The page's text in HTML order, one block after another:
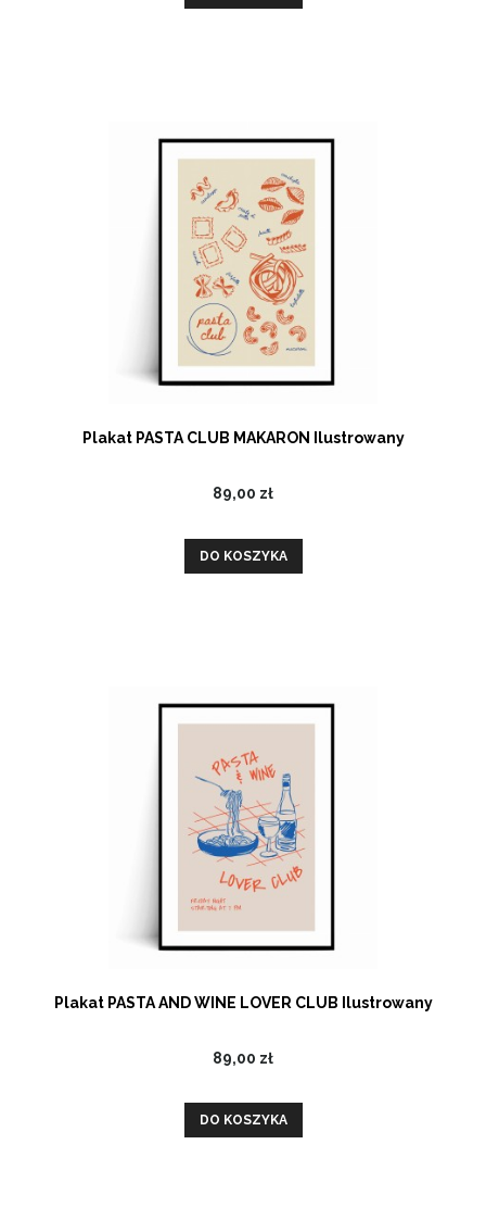
Plakat PASTA CLUB MAKARON Ilustrowany
89,00 zł
DO KOSZYKA
Plakat PASTA AND WINE LOVER CLUB Ilustrowany
89,00 zł
DO KOSZYKA